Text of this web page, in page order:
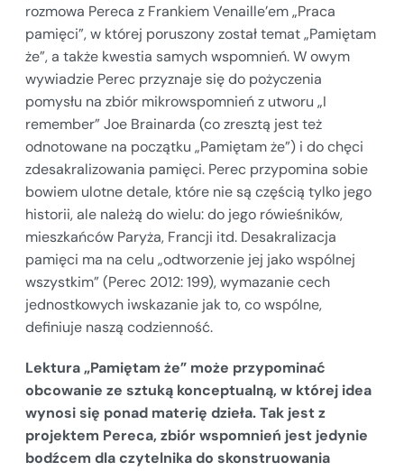
rozmowa Pereca z Frankiem Venaille’em „Praca
pamięci”, w której poruszony został temat „Pamiętam
że”, a także kwestia samych wspomnień. W owym
wywiadzie Perec przyznaje się do pożyczenia
pomysłu na zbiór mikrowspomnień z utworu „I
remember” Joe Brainarda (co zresztą jest też
odnotowane na początku „Pamiętam że”) i do chęci
zdesakralizowania pamięci. Perec przypomina sobie
bowiem ulotne detale, które nie są częścią tylko jego
historii, ale należą do wielu: do jego rówieśników,
mieszkańców Paryża, Francji itd. Desakralizacja
pamięci ma na celu „odtworzenie jej jako wspólnej
wszystkim” (Perec 2012: 199), wymazanie cech
jednostkowych iwskazanie jak to, co wspólne,
definiuje naszą codzienność.
Lektura „Pamiętam że” może przypominać
obcowanie ze sztuką konceptualną, w której idea
wynosi się ponad materię dzieła. Tak jest z
projektem Pereca, zbiór wspomnień jest jedynie
bodźcem dla czytelnika do skonstruowania